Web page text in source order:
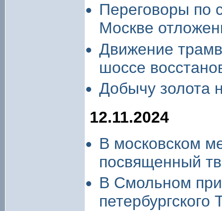
Переговоры по
Москве
Движение
шоссе
Добычу золота
12.11.2024
В московском
посвященный
В Смольном
петербургского